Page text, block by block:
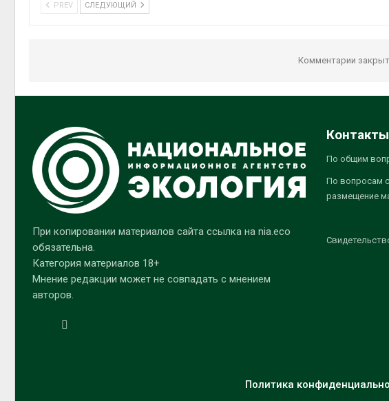
PREV СЛЕДУЮЩИЙ
Комментарии
При копировании материалов сайта ссылка на nia.eco
обязательна.
Категория материалов 18+
Мнение редакции может не совпадать с мнением
авторов.
Контакты
По общим
По вопросам
размещение
Политика